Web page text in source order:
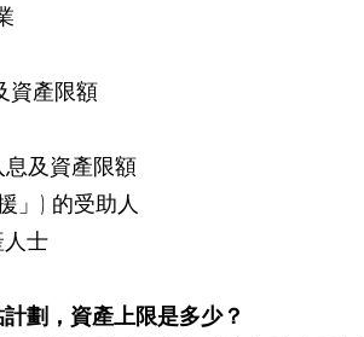
資產限額
及資產限額
」) 的受助人
士
劃，資產上限是多少？